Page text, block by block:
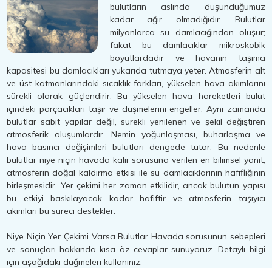
bulutların aslında düşündüğümüz
kadar ağır olmadığıdır. Bulutlar
milyonlarca su damlacığından oluşur;
fakat bu damlacıklar mikroskobik
boyutlardadır ve havanın taşıma
kapasitesi bu damlacıkları yukarıda tutmaya yeter. Atmosferin alt
ve üst katmanlarındaki sıcaklık farkları, yükselen hava akımlarını
sürekli olarak güçlendirir. Bu yükselen hava hareketleri bulut
içindeki parçacıkları taşır ve düşmelerini engeller. Aynı zamanda
bulutlar sabit yapılar değil, sürekli yenilenen ve şekil değiştiren
atmosferik oluşumlardır. Nemin yoğunlaşması, buharlaşma ve
hava basıncı değişimleri bulutları dengede tutar. Bu nedenle
bulutlar niye niçin havada kalır sorusuna verilen en bilimsel yanıt,
atmosferin doğal kaldırma etkisi ile su damlacıklarının hafifliğinin
birleşmesidir. Yer çekimi her zaman etkilidir, ancak bulutun yapısı
bu etkiyi baskılayacak kadar hafiftir ve atmosferin taşıyıcı
akımları bu süreci destekler.
Niye Niçin Yer Çekimi Varsa Bulutlar Havada sorusunun sebepleri
ve sonuçları hakkında kısa öz cevaplar sunuyoruz. Detaylı bilgi
için aşağıdaki düğmeleri kullanınız.